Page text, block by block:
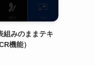
組みのままテキ
機能）